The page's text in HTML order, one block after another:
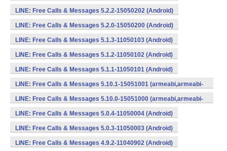
LINE: Free Calls & Messages 5.2.2-15050202 (Android)
LINE: Free Calls & Messages 5.2.0-15050200 (Android)
LINE: Free Calls & Messages 5.1.3-11050103 (Android)
LINE: Free Calls & Messages 5.1.2-11050102 (Android)
LINE: Free Calls & Messages 5.1.1-11050101 (Android)
LINE: Free Calls & Messages 5.10.1-15051001 (armeabi,armeabi-
v7a) (Android)
LINE: Free Calls & Messages 5.10.0-15051000 (armeabi,armeabi-
v7a) (Android)
LINE: Free Calls & Messages 5.0.4-11050004 (Android)
LINE: Free Calls & Messages 5.0.3-11050003 (Android)
LINE: Free Calls & Messages 4.9.2-11040902 (Android)